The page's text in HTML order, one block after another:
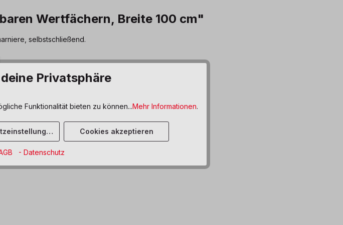
Wertfächern, Breite 100 cm"
selbstschließend.
Privatsphäre
Funktionalität bieten zu können...Mehr Informationen.
Cookies akzeptieren
- Datenschutz